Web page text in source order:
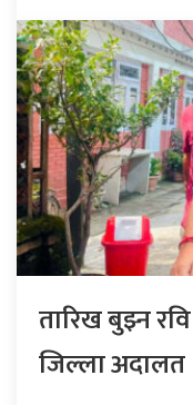
तारिख बुझ्न
जिल्ला अदालत